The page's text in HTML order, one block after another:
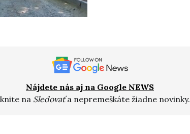
Nájdete nás aj na Google NEWS
na Sledovaťa nepremeškáte žiadne novinky.